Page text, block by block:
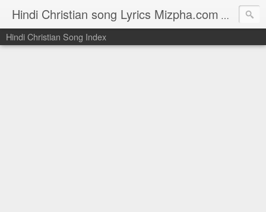
Hindi Christian song Lyrics Mizpha.com Hindi
Hindi Christian Song Index